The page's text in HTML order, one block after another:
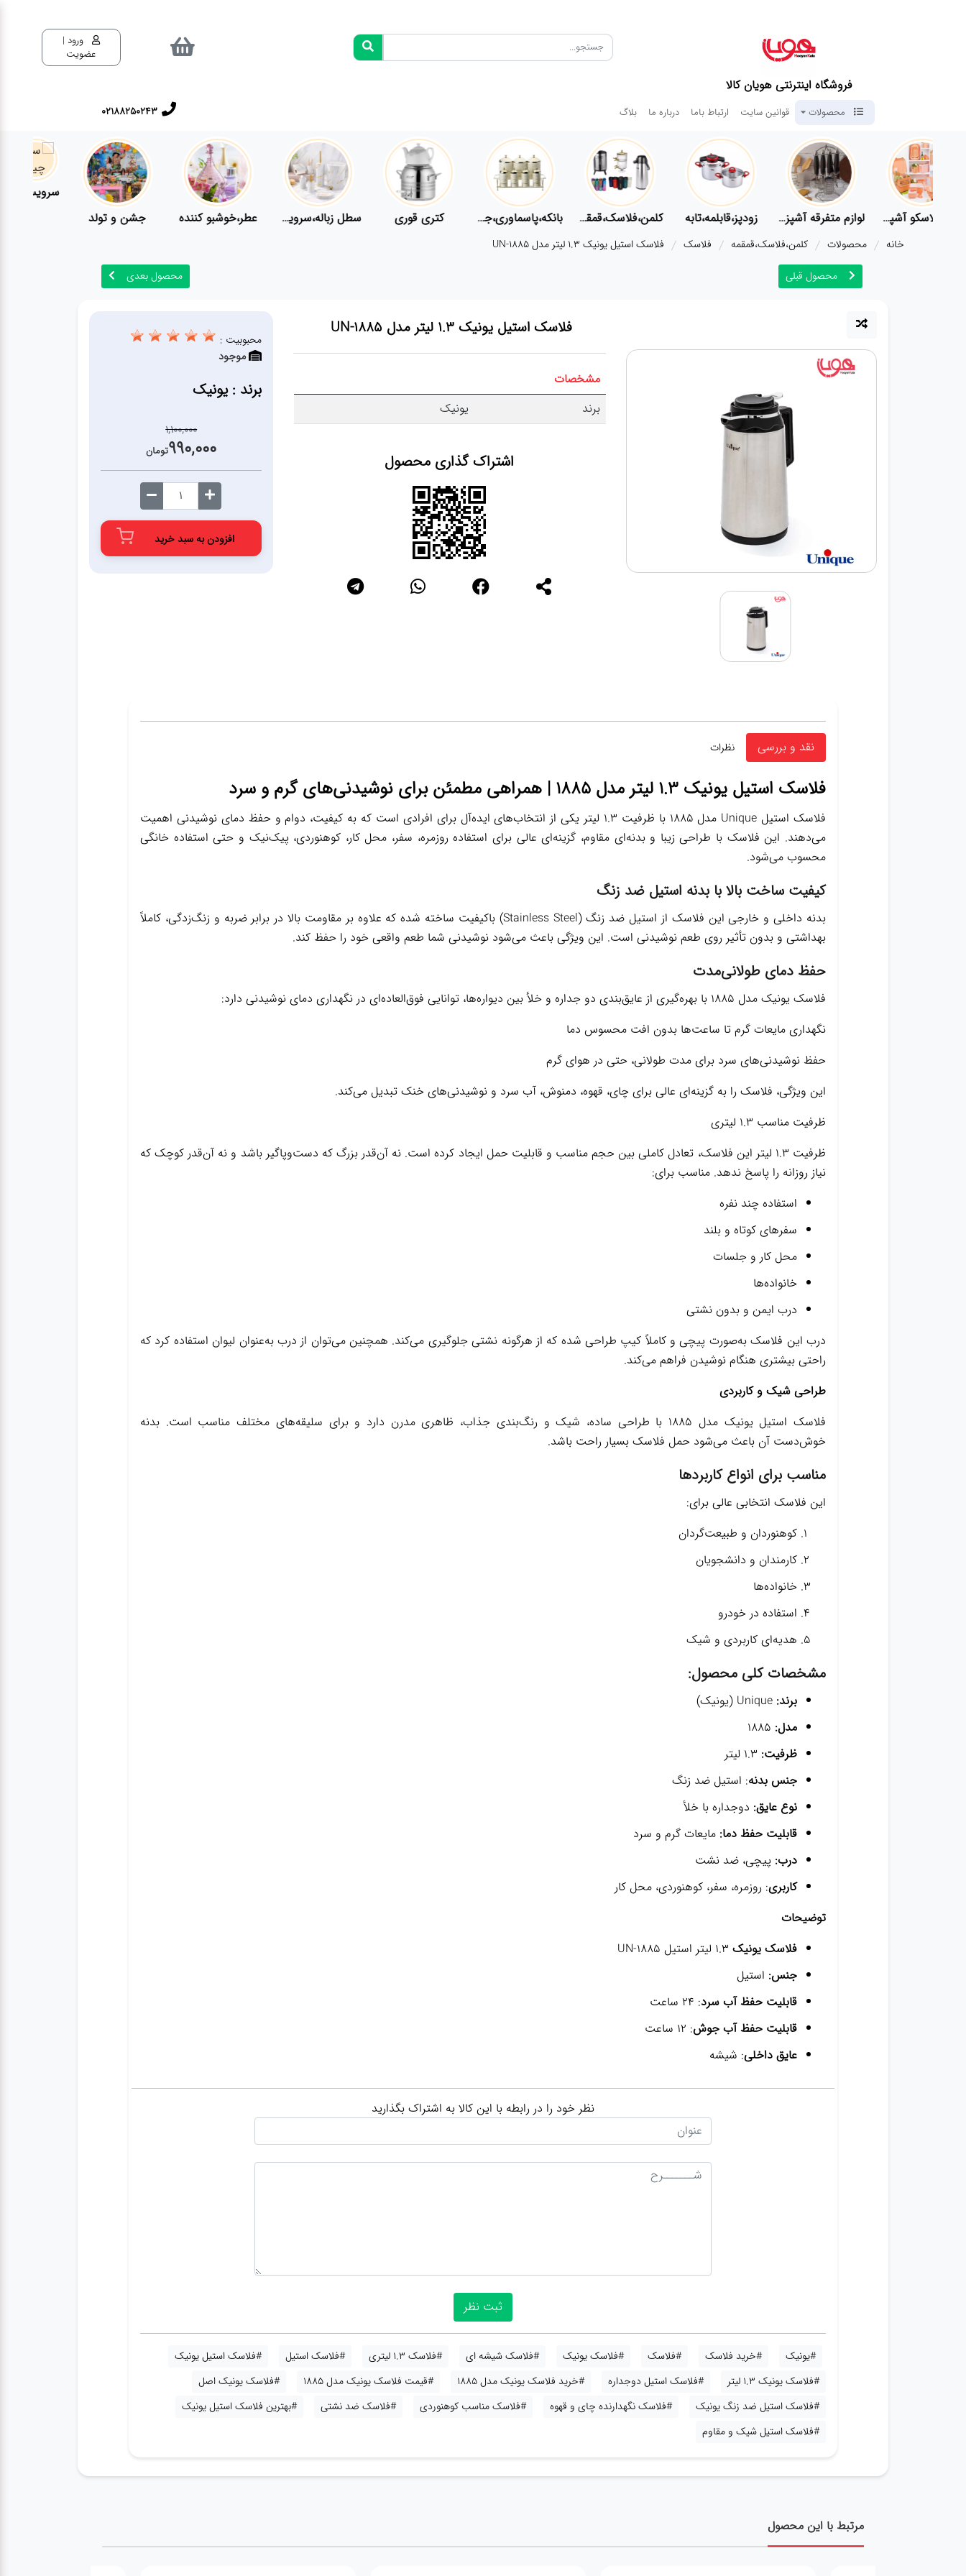
فروشگاه اینترنتی هویان کالا
ورود |
عضویت
محصولات قوانین سایت ارتباط باما درباره ما بلاگ 02188250243
لوازم متفرقه آشپزخانه زودپز،قابلمه،تابه کلمن،فلاسک،قمقمه بانکه،پاسماوری،جا ادویه کتری قوری سطل زباله،سرویس بهداشتی،حمام عطر،خوشبو کننده جشن و تولد
سرویس های چینی تقدس
خانه محصولات کلمن،فلاسک،قمقمه فلاسک
فلاسک استیل یونیک 1.3 لیتر مدل UN-1885
محصول قبلی
محصول بعدی
فلاسک استیل یونیک 1.3 لیتر مدل UN-1885
مشخصات
برند
یونیک
اشتراک گذاری محصول
محبوبیت :
موجود
برند : یونیک
1,100,000
990,000تومان
افزودن به سبد خرید
نقد و بررسی نظرات
فلاسک استیل یونیک ۱.۳ لیتر مدل ۱۸۸۵ | همراهی مطمئن برای نوشیدنی‌های گرم و سرد
فلاسک استیل Unique مدل ۱۸۸۵ با ظرفیت ۱.۳ لیتر یکی از انتخاب‌های ایده‌آل برای افرادی است که به کیفیت، دوام و حفظ دمای نوشیدنی اهمیت
می‌دهند. این فلاسک با طراحی زیبا و بدنه‌ای مقاوم، گزینه‌ای عالی برای استفاده روزمره، سفر، محل کار، کوهنوردی، پیک‌نیک و حتی استفاده خانگی
محسوب می‌شود.
کیفیت ساخت بالا با بدنه استیل ضد زنگ
بدنه داخلی و خارجی این فلاسک از استیل ضد زنگ (Stainless Steel) باکیفیت ساخته شده که علاوه بر مقاومت بالا در برابر ضربه و زنگ‌زدگی، کاملاً
بهداشتی و بدون تأثیر روی طعم نوشیدنی است. این ویژگی باعث می‌شود نوشیدنی شما طعم واقعی خود را حفظ کند.
حفظ دمای طولانی‌مدت
فلاسک یونیک مدل ۱۸۸۵ با بهره‌گیری از عایق‌بندی دو جداره و خلأ بین دیواره‌ها، توانایی فوق‌العاده‌ای در نگهداری دمای نوشیدنی دارد:
نگهداری مایعات گرم تا ساعت‌ها بدون افت محسوس دما
حفظ نوشیدنی‌های سرد برای مدت طولانی، حتی در هوای گرم
این ویژگی، فلاسک را به گزینه‌ای عالی برای چای، قهوه، دمنوش، آب سرد و نوشیدنی‌های خنک تبدیل می‌کند.
ظرفیت مناسب ۱.۳ لیتری
ظرفیت ۱.۳ لیتر این فلاسک، تعادل کاملی بین حجم مناسب و قابلیت حمل ایجاد کرده است. نه آن‌قدر بزرگ که دست‌وپاگیر باشد و نه آن‌قدر کوچک که
نیاز روزانه را پاسخ ندهد. مناسب برای:
استفاده چند نفره
سفرهای کوتاه و بلند
محل کار و جلسات
خانواده‌ها
درب ایمن و بدون نشتی
درب این فلاسک به‌صورت پیچی و کاملاً کیپ طراحی شده که از هرگونه نشتی جلوگیری می‌کند. همچنین می‌توان از درب به‌عنوان لیوان استفاده کرد که
راحتی بیشتری هنگام نوشیدن فراهم می‌کند.
طراحی شیک و کاربردی
فلاسک استیل یونیک مدل ۱۸۸۵ با طراحی ساده، شیک و رنگ‌بندی جذاب، ظاهری مدرن دارد و برای سلیقه‌های مختلف مناسب است. بدنه
خوش‌دست آن باعث می‌شود حمل فلاسک بسیار راحت باشد.
مناسب برای انواع کاربردها
این فلاسک انتخابی عالی برای:
کوهنوردان و طبیعت‌گردان
کارمندان و دانشجویان
خانواده‌ها
استفاده در خودرو
هدیه‌ای کاربردی و شیک
مشخصات کلی محصول:
برند: Unique (یونیک)
مدل:
ظرفیت:
جنس بدنه: استیل ضد زنگ
نوع عایق: دوجداره با خلأ
قابلیت حفظ دما: مایعات گرم و سرد
درب: پیچی، ضد نشت
کاربری: روزمره، سفر، کوهنوردی، محل کار
توضیحات
فلاسک یونیک
جنس: استیل
قابلیت حفظ آب سرد: 24 ساعت
قابلیت حفظ آب جوش: 12 ساعت
عایق داخلی: شیشه
نظر خود را در رابطه با این کالا به اشتراک بگذارید
#یونیک #خرید فلاسک #فلاسک #فلاسک یونیک #فلاسک شیشه ای #فلاسک 1.3 لیتری #فلاسک استیل
#فلاسک استیل یونیک
#فلاسک یونیک 1.3 لیتر
#فلاسک استیل دوجداره #خرید فلاسک یونیک مدل 1885 #قیمت فلاسک یونیک مدل 1885
#فلاسک یونیک اصل
#فلاسک استیل ضد زنگ یونیک
#فلاسک نگهدارنده چای و قهوه #فلاسک مناسب کوهنوردی #فلاسک ضد نشتی
#بهترین فلاسک استیل یونیک
#فلاسک استیل شیک و مقاوم
مرتبط با این محصول